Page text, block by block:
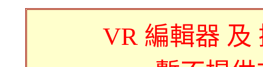
VR 編輯器 及